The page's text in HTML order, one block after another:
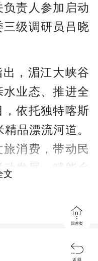
责人参加启动
级调研员吕晓
，湄江大峡谷
业态、推进全
依托独特喀斯
品漂流河道。
消费，带动民
发展，赋能乡
守安全底线、
门持续做好保
逐浪·趣游湄
文

回首页

返 回